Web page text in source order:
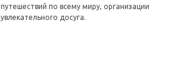
путешествий по всему миру, организации
увлекательного досуга.